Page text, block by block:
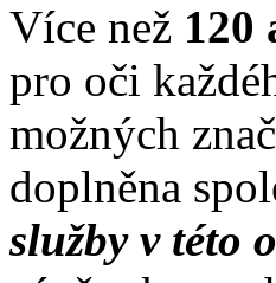
Více než 120
pro oči
možných
doplněna
služby v této